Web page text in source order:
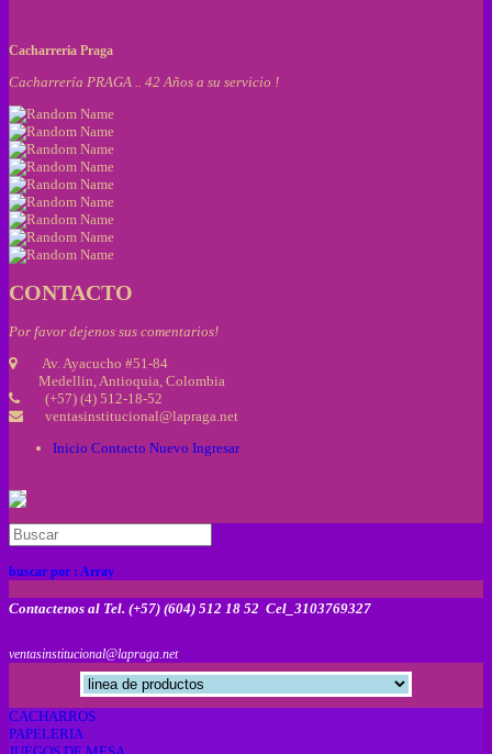
Cacharreria Praga
Cacharrería PRAGA .. 42 Años a su servicio !
CONTACTO
Por favor dejenos sus comentarios!
Av. Ayacucho #51-84
Medellin, Antioquia, Colombia
(+57) (4) 512-18-52
ventasinstitucional@lapraga.net
Inicio Contacto Nuevo Ingresar
buscar por : Array
Contactenos al Tel. (+57) (604) 512 18 52 Cel_3103769327
ventasinstitucional@lapraga.net
CACHARROS
PAPELERIA